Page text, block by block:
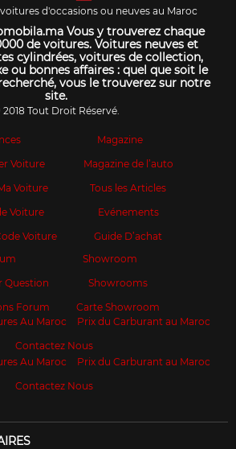
d'occasions ou neuves au Maroc
Vous y trouverez chaque
de voitures. Voitures neuves et
cylindrées, voitures de collection,
ou bonnes affaires : quel que soit le
vous le trouverez sur notre
site.
Tout Droit Réservé.
Voiture
Voiture
Voiture
Voiture
Magazine
Magazine de l’auto
Tous les Articles
Evénements
Guide D’achat
Question
Forum
Showroom
Showrooms
Carte Showroom
Au Maroc
Prix du Carburant au Maroc
Contactez Nous
Au Maroc
Prix du Carburant au Maroc
Contactez Nous